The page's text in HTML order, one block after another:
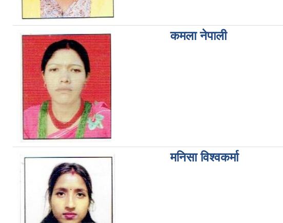
कमला नेपाली
मनिसा विश्वकर्मा